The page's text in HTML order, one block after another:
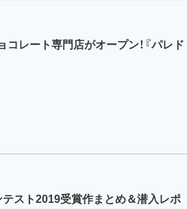
レート専門店がオープン！『パレド
スト2019受賞作まとめ＆潜入レポ